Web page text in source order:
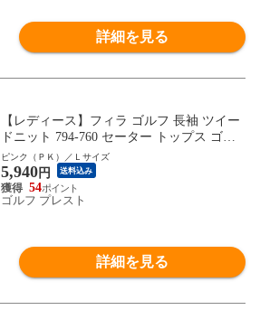
詳細を見る
【レディース】フィラ ゴルフ 長袖 ツイー
ドニット 794-760 セーター トップス ゴル
フウェア 秋冬モデル FILA GOLF 秋冬ウェ
ア 794760 女性用
ピンク（ＰＫ）／Ｌサイズ
5,940円 送料込み
54
ゴルフ プレスト
詳細を見る